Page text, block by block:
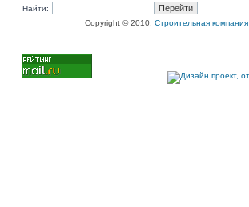
Найти:
Copyright © 2010, Строительная компания